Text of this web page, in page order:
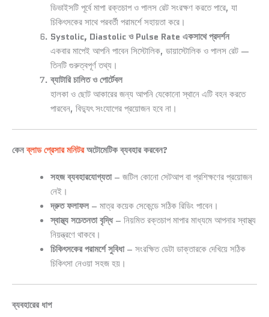
ডিভাইসটি পূর্বে মাপা রক্তচাপ ও পালস রেট সংরক্ষণ করতে পারে, যা
চিকিৎসকের সাথে পরবর্তী পরামর্শে সহায়তা করে।
Systolic, Diastolic ও Pulse Rate একসাথে প্রদর্শন
একবার মাপেই আপনি পাবেন সিস্টোলিক, ডায়াস্টোলিক ও পালস রেট —
তিনটি গুরুত্বপূর্ণ তথ্য।
ব্যাটারি চালিত ও পোর্টেবল
হালকা ও ছোট আকারের জন্য আপনি যেকোনো স্থানে এটি বহন করতে
পারবেন, বিদ্যুৎ সংযোগের প্রয়োজন হবে না।
কেনব্লাড প্রেসার মনিটরঅটোমেটিক ব্যবহার করবেন?
সহজ ব্যবহারযোগ্যতা– জটিল কোনো সেটআপ বা প্রশিক্ষণের প্রয়োজন
নেই।
দ্রুত ফলাফল– মাত্র কয়েক সেকেন্ডে সঠিক রিডিং পাবেন।
স্বাস্থ্য সচেতনতা বৃদ্ধি– নিয়মিত রক্তচাপ মাপার মাধ্যমে আপনার স্বাস্থ্য
নিয়ন্ত্রণে থাকবে।
চিকিৎসকের পরামর্শে সুবিধা– সংরক্ষিত ডেটা ডাক্তারকে দেখিয়ে সঠিক
চিকিৎসা নেওয়া সহজ হয়।
ব্যবহারের ধাপ